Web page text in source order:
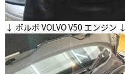
↓ ボルボ VOLVO V50 エンジン ↓